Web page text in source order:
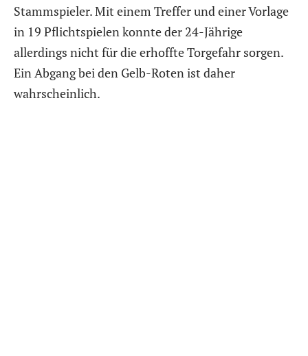
Stammspieler. Mit einem Treffer und einer Vorlage
in 19 Pflichtspielen konnte der 24-Jährige
allerdings nicht für die erhoffte Torgefahr sorgen.
Ein Abgang bei den Gelb-Roten ist daher
wahrscheinlich.